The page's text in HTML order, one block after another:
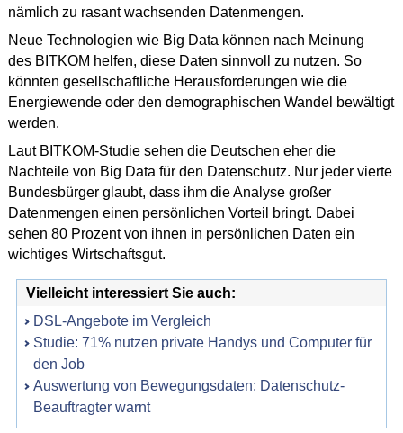
nämlich zu rasant wachsenden Datenmengen.
Neue Technologien wie Big Data können nach Meinung
des BITKOM helfen, diese Daten sinnvoll zu nutzen. So
könnten gesellschaftliche Herausforderungen wie die
Energiewende oder den demographischen Wandel bewältigt
werden.
Laut BITKOM-Studie sehen die Deutschen eher die
Nachteile von Big Data für den Datenschutz. Nur jeder vierte
Bundesbürger glaubt, dass ihm die Analyse großer
Datenmengen einen persönlichen Vorteil bringt. Dabei
sehen 80 Prozent von ihnen in persönlichen Daten ein
wichtiges Wirtschaftsgut.
Vielleicht interessiert Sie auch:
DSL-Angebote im Vergleich
Studie: 71% nutzen private Handys und Computer für
den Job
Auswertung von Bewegungsdaten: Datenschutz-
Beauftragter warnt